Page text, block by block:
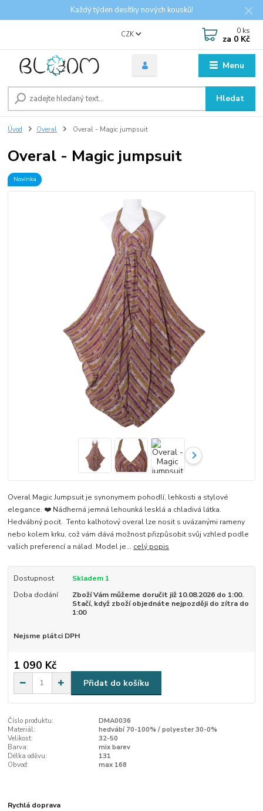
Každý týden desítky nových kousků!
Menu
CZK
Hledat
0 ks
za 0 Kč
Úvod Overal Overal - Magic jumpsuit
Overal - Magic jumpsuit
Novinka
Overal Magic Jumpsuit je synonymem pohodlí, lehkosti a stylové
elegance. ❤️ Nádherná jemná lehounká lesklá a chladivá látka.
Hedvábný pocit. Tento kalhotový overal lze nosit s uvázanými rameny
nebo kolem krku, což vám dává možnost přizpůsobit svůj vzhled podle
vašich preferencí a nálad. Model je... celý popis
Dostupnost
Skladem 1
Doba dodání
Zboží Vám můžeme doručit již 10.08.2026 do 1:00.
Stačí, když zboží objednáte nejpozději do zítra do
1:00
Nejsme plátci DPH
1 090 Kč
Přidat do košíku
Číslo produktu:
DMA0036
Materiál:
hedvábí 70-100% / polyester 30-0%
Velikost:
32-50
Barva:
mix barev
Délka oděvu:
131
Obvod:
max 168
Rychlá doprava